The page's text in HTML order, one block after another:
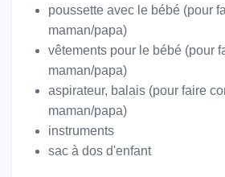
poussette avec le bébé (pour
maman/papa)
vêtements pour le bébé (pour
maman/papa)
aspirateur, balais (pour faire
maman/papa)
instruments
sac à dos d'enfant